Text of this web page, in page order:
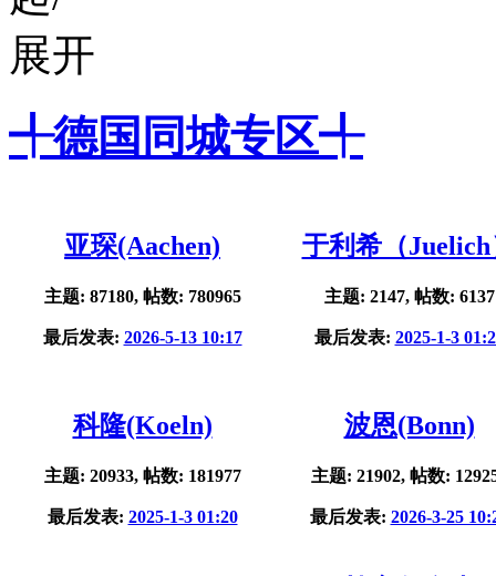
╃德国同城专区╃
亚琛(Aachen)
主题: 87180, 帖数: 780965
最后发表: 2026-5-13 10:17
于利希（Juelich
主题: 2147, 帖数: 6137
最后发表: 2025-1-3
科隆(Koeln)
主题: 20933, 帖数: 181977
最后发表: 2025-1-3 01:20
波恩(Bonn)
主题: 21902, 帖数:
最后发表: 2026-3-25